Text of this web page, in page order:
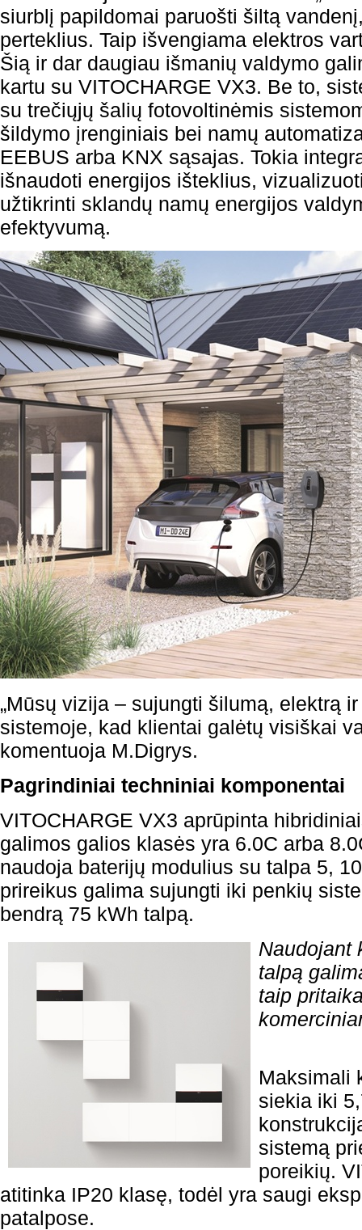
siurblį papildomai paruošti šiltą
perteklius. Taip išvengiama elektros
Šią ir dar daugiau išmanių valdymo
kartu su VITOCHARGE VX3. Be to,
su trečiųjų šalių fotovoltinėmis
šildymo įrenginiais bei namų
EEBUS arba KNX sąsajas. Tokia
išnaudoti energijos išteklius,
užtikrinti sklandų namų energijos
efektyvumą.
„Mūsų vizija – sujungti šilumą, elektrą
sistemoje, kad klientai galėtų visiškai
komentuoja M.Digrys.
Pagrindiniai techniniai komponentai
VITOCHARGE VX3 aprūpinta
galimos galios klasės yra 6.0C arba
naudoja baterijų modulius su talpa 5,
prireikus galima sujungti iki penkių
bendrą 75 kWh talpą.
Naudojant
talpą
taip
Maksimali
siekia iki
sistemą
poreikių.
atitinka IP20 klasę, todėl yra saugi
patalpose.